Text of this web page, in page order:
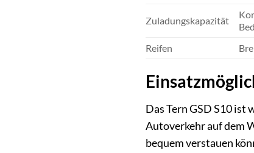
Zuladungskapazität
Reifen
Das Tern GSD S10 ist
Autoverkehr auf dem
bequem verstauen